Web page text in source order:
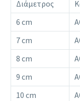
Διάμετρος
6 cm
7 cm
8 cm
9 cm
10 cm